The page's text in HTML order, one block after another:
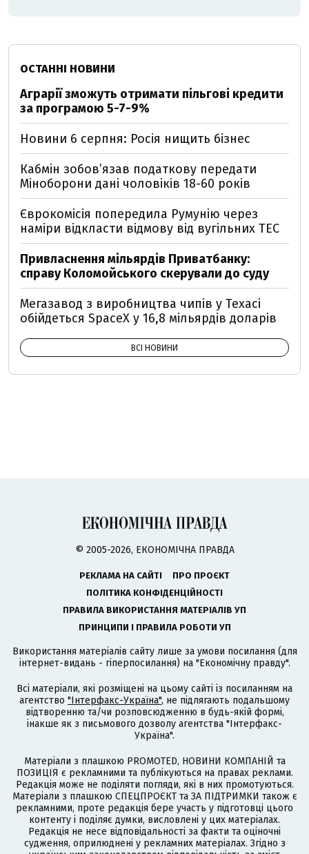
ОСТАННІ НОВИНИ
Аграрії зможуть отримати пільгові кредити
за програмою 5-7-9%
Новини 6 серпня: Росія нищить бізнес
Кабмін зобовʼязав податкову передати
Міноборони дані чоловіків 18-60 років
Єврокомісія попередила Румунію через
наміри відкласти відмову від вугільних ТЕС
Привласнення мільярдів Приватбанку:
справу Коломойського скерували до суду
Мегазавод з виробництва чипів у Техасі
обійдеться SpaceX у 16,8 мільярдів доларів
ВСІ НОВИНИ
© 2005-2026, ЕКОНОМІЧНА ПРАВДА
РЕКЛАМА НА САЙТІ
ПРО ПРОЄКТ
ПОЛІТИКА КОНФІДЕНЦІЙНОСТІ
ПРАВИЛА ВИКОРИСТАННЯ МАТЕРІАЛІВ УП
ПРИНЦИПИ І ПРАВИЛА РОБОТИ УП
Використання матеріалів сайту лише за умови посилання (для
інтернет-видань - гіперпосилання) на "Економічну правду".
Всі матеріали, які розміщені на цьому сайті із посиланням на
агентство "Інтерфакс-Україна", не підлягають подальшому
відтворенню та/чи розповсюдженню в будь-якій формі,
інакше як з письмового дозволу агентства "Інтерфакс-
Україна".
Матеріали з плашкою PROMOTED, НОВИНИ КОМПАНІЙ та
ПОЗИЦІЯ є рекламними та публікуються на правах реклами.
Редакція може не поділяти погляди, які в них промотуються.
Матеріали з плашкою СПЕЦПРОЄКТ та ЗА ПІДТРИМКИ також є
рекламними, проте редакція бере участь у підготовці цього
контенту і поділяє думки, висловлені у цих матеріалах.
Редакція не несе відповідальності за факти та оціночні
судження, оприлюднені у рекламних матеріалах. Згідно з